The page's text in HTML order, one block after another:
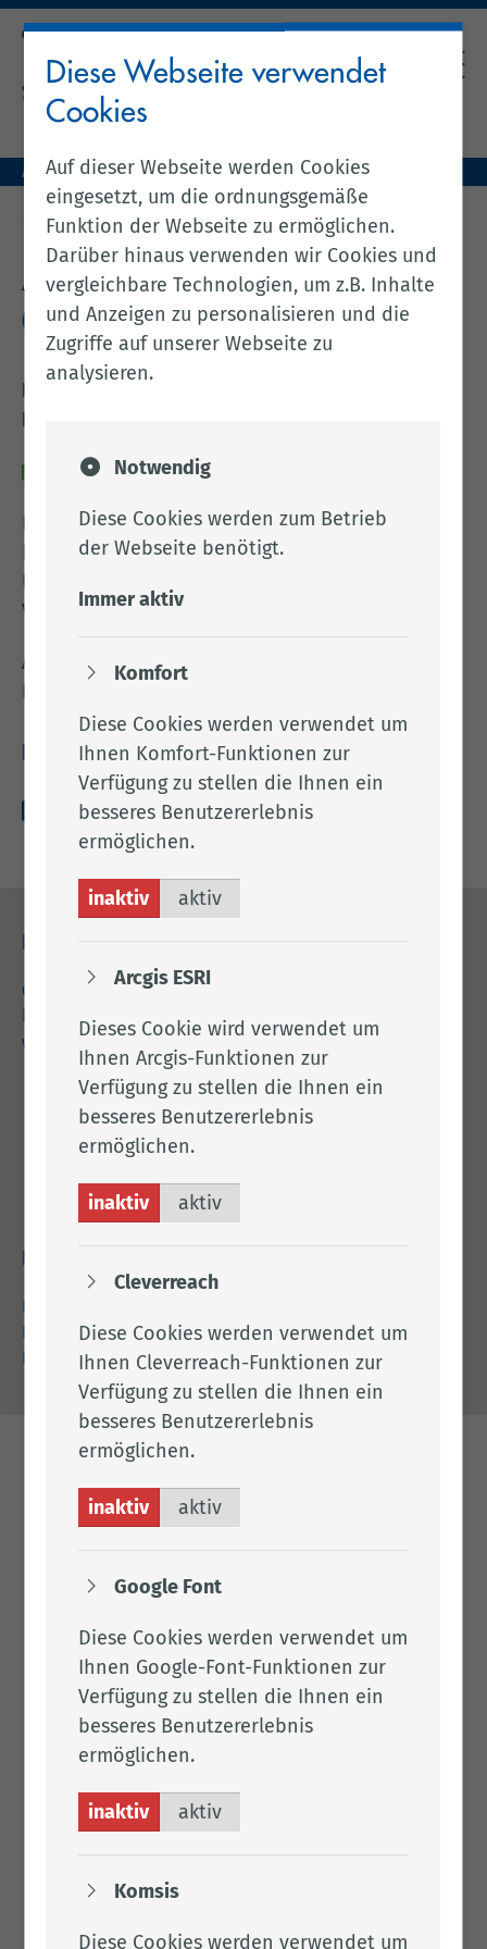
Aktuelles (zentral) Amtsblatt Nr. 59/2026 vom 05.06.2026
zurück zur vorherigen Seite
Amtsblatt Nr. 59/2026 vom
05.06.2026
Bekanntmachung der Großleitstelle Oldenburger
Land AöR
05.06.2026
Bekanntmachung der Großleitstelle Oldenburger
Land AöR: Jahresrechnung 2022,
Überschussverwendung sowie Entlastung des
Vorstands
Alles Weitere entnehmen Sie bitte dem
Downloads
amts­blatt_­059_­2026-­06-­05.pdf (99.95 KB)
Kontakt
04471 15 0
kreishaus@lkclp.de
www.lkclp.de
Adresse
Landkreis Cloppenburg
49661 Cloppenburg
Impressum
Datenschutz
Barrierefreiheit
Diese Webseite verwendet
Cookies
Auf dieser Webseite werden Cookies
eingesetzt, um die ordnungsgemäße
Funktion der Webseite zu ermöglichen.
Darüber hinaus verwenden wir Cookies und
vergleichbare Technologien, um z.B. Inhalte
und Anzeigen zu personalisieren und die
Zugriffe auf unserer Webseite zu
analysieren.
Notwendig
Diese Cookies werden zum Betrieb
der Webseite benötigt.
Immer aktiv
Komfort
Diese Cookies werden verwendet um
Ihnen Komfort-Funktionen zur
Verfügung zu stellen die Ihnen ein
besseres Benutzererlebnis
ermöglichen.
inaktiv aktiv
Arcgis ESRI
Dieses Cookie wird verwendet um
Ihnen Arcgis-Funktionen zur
Verfügung zu stellen die Ihnen ein
besseres Benutzererlebnis
ermöglichen.
inaktiv aktiv
Cleverreach
Diese Cookies werden verwendet um
Ihnen Cleverreach-Funktionen zur
Verfügung zu stellen die Ihnen ein
besseres Benutzererlebnis
ermöglichen.
inaktiv aktiv
Google Font
Diese Cookies werden verwendet um
Ihnen Google-Font-Funktionen zur
Verfügung zu stellen die Ihnen ein
besseres Benutzererlebnis
ermöglichen.
inaktiv aktiv
Komsis
Diese Cookies werden verwendet um